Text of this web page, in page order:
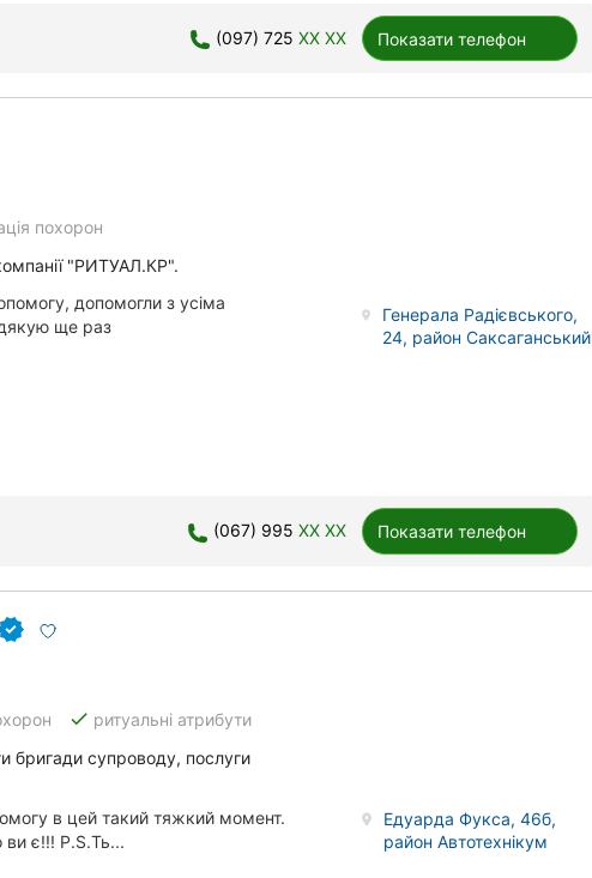
(097) 725 XX XX Показати телефон
похорон
"РИТУАЛ.КР".
допомогли з усіма
дякую ще раз
Генерала Радієвського,
24, район Саксаганський
(067) 995 XX XX Показати телефон
done ритуальні атрибути
бригади супроводу, послуги
в цей такий тяжкий момент.
є!!! P.S.Ть...
Едуарда Фукса, 46б,
район Автотехнікум